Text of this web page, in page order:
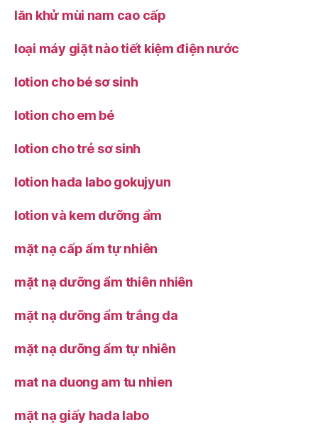
lăn khử mùi nam cao cấp
loại máy giặt nào tiết kiệm điện nước
lotion cho bé sơ sinh
lotion cho em bé
lotion cho trẻ sơ sinh
lotion hada labo gokujyun
lotion và kem dưỡng ẩm
mặt nạ cấp ẩm tự nhiên
mặt nạ dưỡng ẩm thiên nhiên
mặt nạ dưỡng ẩm trắng da
mặt nạ dưỡng ẩm tự nhiên
mat na duong am tu nhien
mặt nạ giấy hada labo